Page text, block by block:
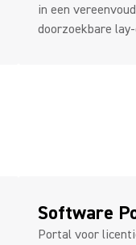
in een
doorzoekbare
Software
Portal voor